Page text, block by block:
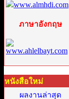
www.almhdi.com
ภาษาอังกฤษ
www.ahlelbayt.com
หนังสือใหม่
ผลงานล่าสุด